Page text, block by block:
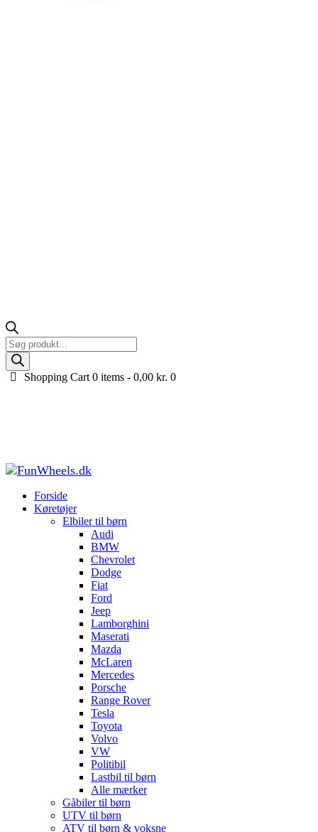
Products
search
Shopping Cart 0 items -0,00kr. 0
Forside
Køretøjer
Elbiler til børn
Audi
BMW
Chevrolet
Dodge
Fiat
Ford
Jeep
Lamborghini
Maserati
Mazda
McLaren
Mercedes
Porsche
Range Rover
Tesla
Toyota
Volvo
VW
Politibil
Lastbil til børn
Alle mærker
Gåbiler til børn
UTV til børn
ATV til børn & voksne